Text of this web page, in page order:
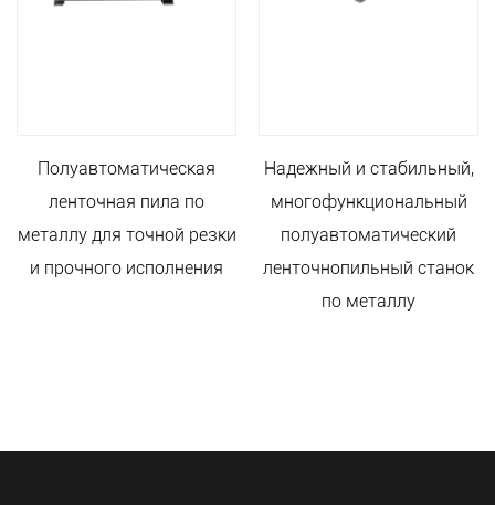
Полуавтоматическая
ленточная пила по
металлу для точной резки
и прочного исполнения
Надежный и стабильный,
многофункциональный
полуавтоматический
ленточнопильный станок
по металлу